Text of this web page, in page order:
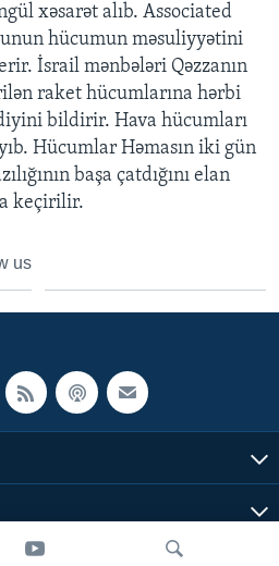
xəsarət alıb. Associated
hücumun məsuliyyətini
İsrail mənbələri Qəzzanın
raket hücumlarına hərbi
bildirir. Hava hücumları
Hücumlar Həmasın iki gün
başa çatdığını elan
keçirilir.
us